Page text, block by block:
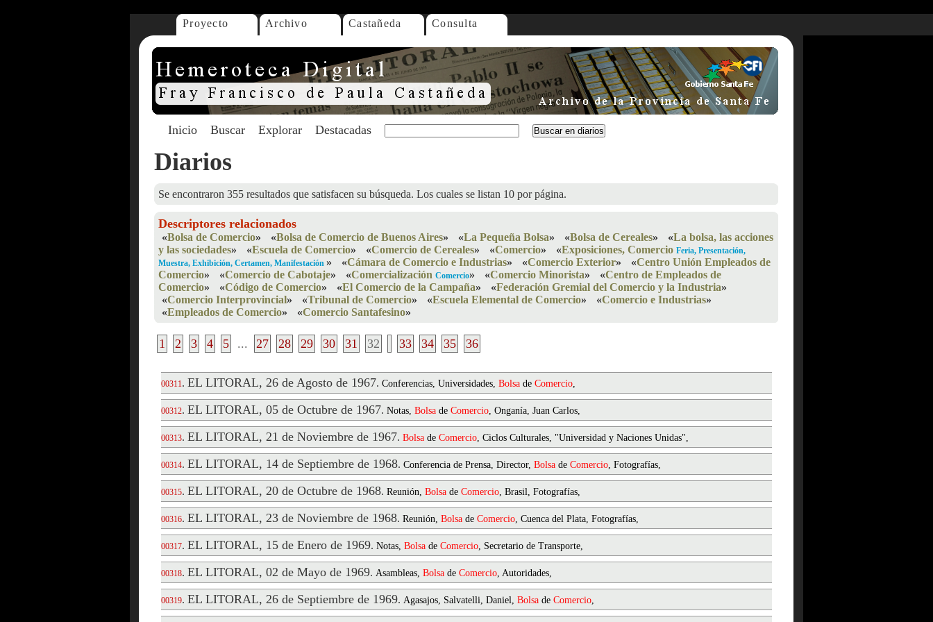
Proyecto Archivo Castañeda Consulta
Inicio Buscar Explorar Destacadas
Diarios
Se encontraron 355 resultados que satisfacen su búsqueda. Los cuales se listan 10 por página.
Descriptores relacionados
«Bolsa de Comercio» «Bolsa de Comercio de Buenos Aires» «La Pequeña Bolsa» «Bolsa de Cereales» «La bolsa, las acciones
y las sociedades» «Escuela de Comercio» «Comercio de Cereales» «Comercio» «Exposiciones, Comercio Feria, Presentación,
Muestra, Exhibición, Certamen, Manifestación » «Cámara de Comercio e Industrias» «Comercio Exterior» «Centro Unión Empleados de
Comercio» «Comercio de Cabotaje» «Comercialización Comercio» «Comercio Minorista» «Centro de Empleados de
Comercio» «Código de Comercio» «El Comercio de la Campaña» «Federación Gremial del Comercio y la Industria»
«Comercio Interprovincial» «Tribunal de Comercio» «Escuela Elemental de Comercio» «Comercio e Industrias»
«Empleados de Comercio» «Comercio Santafesino»
1 2 3 4 5 ... 27 28 29 30 31 32 33 34 35 36
00311. EL LITORAL, 26 de Agosto de 1967. Conferencias, Universidades, Bolsa de Comercio,
00312. EL LITORAL, 05 de Octubre de 1967. Notas, Bolsa de Comercio, Onganía, Juan Carlos,
00313. EL LITORAL, 21 de Noviembre de 1967. Bolsa de Comercio, Ciclos Culturales, "Universidad y Naciones Unidas",
00314. EL LITORAL, 14 de Septiembre de 1968. Conferencia de Prensa, Director, Bolsa de Comercio, Fotografías,
00315. EL LITORAL, 20 de Octubre de 1968. Reunión, Bolsa de Comercio, Brasil, Fotografías,
00316. EL LITORAL, 23 de Noviembre de 1968. Reunión, Bolsa de Comercio, Cuenca del Plata, Fotografías,
00317. EL LITORAL, 15 de Enero de 1969. Notas, Bolsa de Comercio, Secretario de Transporte,
00318. EL LITORAL, 02 de Mayo de 1969. Asambleas, Bolsa de Comercio, Autoridades,
00319. EL LITORAL, 26 de Septiembre de 1969. Agasajos, Salvatelli, Daniel, Bolsa de Comercio,